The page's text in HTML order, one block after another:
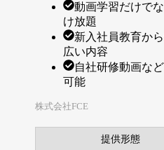
動画学習だけで
け放題
新入社員教育か
広い内容
自社研修動画な
可能
株式会社FCE
提供形態